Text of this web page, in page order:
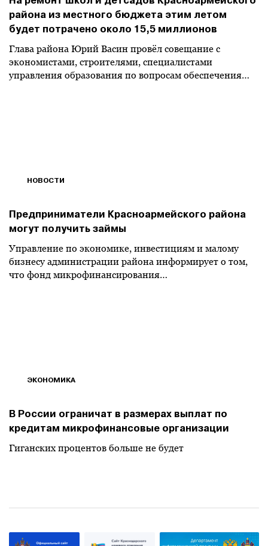
района из местного бюджета этим летом
будет потрачено около 15,5 миллионов
Глава района Юрий Васин провёл совещание с
экономистами, строителями, специалистами
управления образования по вопросам обеспечения…
НОВОСТИ
Предприниматели Красноармейского района
могут получить займы
Управление по экономике, инвестициям и малому
бизнесу администрации района информирует о том,
что фонд микрофинансирования…
ЭКОНОМИКА
В России ограничат в размерах выплат по
кредитам микрофинансовые организации
Гиганских процентов больше не будет